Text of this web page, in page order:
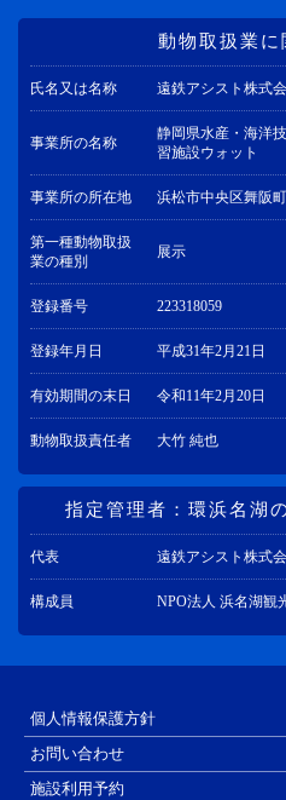
動物取扱業に
氏名又は名称 遠鉄アシスト株式
事業所の名称
静岡県水産・海洋
習施設ウォット
事業所の所在地 浜松市中央区舞阪
第一種動物取扱
業の種別
展示
登録番号 223318059
登録年月日 平成31年2月21日
有効期間の末日 令和11年2月20日
動物取扱責任者 大竹 純也
指定管理者：環浜名湖
代表 遠鉄アシスト株式
構成員 NPO法人 浜名湖観
個人情報保護方針
お問い合わせ
施設利用予約